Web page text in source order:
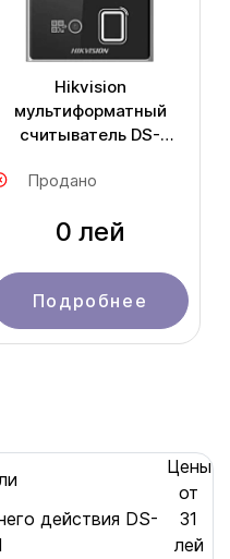
Hikvision
мультиформатный
считыватель DS-
Продано
0 лей
Подробнее
Цены
от
действия DS-
31
лей